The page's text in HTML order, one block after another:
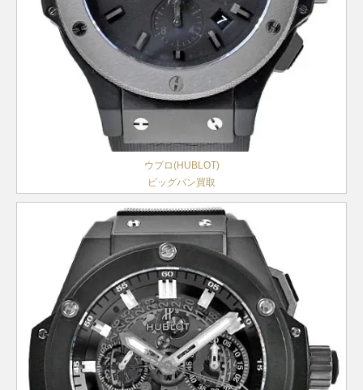
ウブロ(HUBLOT)
ビッグバン買取